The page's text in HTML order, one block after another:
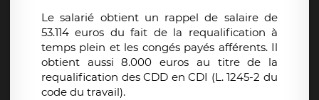
Le salarié obtient un rappel de salaire de
53.114 euros du fait de la requalification à
temps plein et les congés payés afférents. Il
obtient aussi 8.000 euros au titre de la
requalification des CDD en CDI (L. 1245-2 du
code du travail).